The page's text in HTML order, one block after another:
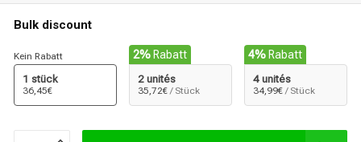
Bulk discount
Kein Rabatt
1 stück
36,45€
2% Rabatt
2 unités
35,72€ / Stück
4% Rabatt
4 unités
34,99€ / Stück